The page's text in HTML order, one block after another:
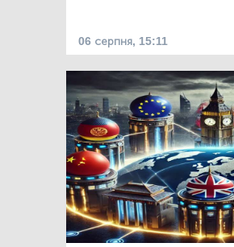
06 серпня, 15:11